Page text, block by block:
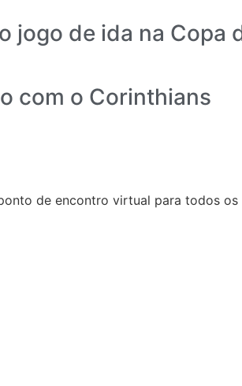
jogo de ida na Copa
com o Corinthians
de encontro virtual para todos os